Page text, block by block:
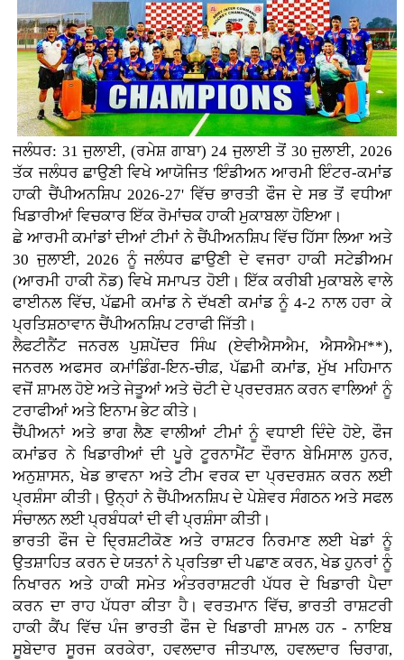
ਜਲੰਧਰ: 31 ਜੁਲਾਈ, (ਰਮੇਸ਼ ਗਾਬਾ) 24 ਜੁਲਾਈ ਤੋਂ 30 ਜੁਲਾਈ, 2026
ਤੱਕ ਜਲੰਧਰ ਛਾਉਣੀ ਵਿਖੇ ਆਯੋਜਿਤ 'ਇੰਡੀਅਨ ਆਰਮੀ ਇੰਟਰ-ਕਮਾਂਡ
ਹਾਕੀ ਚੈਂਪੀਅਨਸ਼ਿਪ 2026-27' ਵਿੱਚ ਭਾਰਤੀ ਫੌਜ ਦੇ ਸਭ ਤੋਂ ਵਧੀਆ
ਖਿਡਾਰੀਆਂ ਵਿਚਕਾਰ ਇੱਕ ਰੋਮਾਂਚਕ ਹਾਕੀ ਮੁਕਾਬਲਾ ਹੋਇਆ।
ਛੇ ਆਰਮੀ ਕਮਾਂਡਾਂ ਦੀਆਂ ਟੀਮਾਂ ਨੇ ਚੈਂਪੀਅਨਸ਼ਿਪ ਵਿੱਚ ਹਿੱਸਾ ਲਿਆ ਅਤੇ
30 ਜੁਲਾਈ, 2026 ਨੂੰ ਜਲੰਧਰ ਛਾਉਣੀ ਦੇ ਵਜਰਾ ਹਾਕੀ ਸਟੇਡੀਅਮ
(ਆਰਮੀ ਹਾਕੀ ਨੋਡ) ਵਿਖੇ ਸਮਾਪਤ ਹੋਈ। ਇੱਕ ਕਰੀਬੀ ਮੁਕਾਬਲੇ ਵਾਲੇ
ਫਾਈਨਲ ਵਿੱਚ, ਪੱਛਮੀ ਕਮਾਂਡ ਨੇ ਦੱਖਣੀ ਕਮਾਂਡ ਨੂੰ 4-2 ਨਾਲ ਹਰਾ ਕੇ
ਪ੍ਰਤਿਸ਼ਠਾਵਾਨ ਚੈਂਪੀਅਨਸ਼ਿਪ ਟਰਾਫੀ ਜਿੱਤੀ।
ਲੈਫਟੀਨੈਂਟ ਜਨਰਲ ਪੁਸ਼ਪੇਂਦਰ ਸਿੰਘ (ਏਵੀਐਸਐਮ, ਐਸਐਮ**),
ਜਨਰਲ ਅਫਸਰ ਕਮਾਂਡਿੰਗ-ਇਨ-ਚੀਫ਼, ਪੱਛਮੀ ਕਮਾਂਡ, ਮੁੱਖ ਮਹਿਮਾਨ
ਵਜੋਂ ਸ਼ਾਮਲ ਹੋਏ ਅਤੇ ਜੇਤੂਆਂ ਅਤੇ ਚੋਟੀ ਦੇ ਪ੍ਰਦਰਸ਼ਨ ਕਰਨ ਵਾਲਿਆਂ ਨੂੰ
ਟਰਾਫੀਆਂ ਅਤੇ ਇਨਾਮ ਭੇਟ ਕੀਤੇ।
ਚੈਂਪੀਅਨਾਂ ਅਤੇ ਭਾਗ ਲੈਣ ਵਾਲੀਆਂ ਟੀਮਾਂ ਨੂੰ ਵਧਾਈ ਦਿੰਦੇ ਹੋਏ, ਫੌਜ
ਕਮਾਂਡਰ ਨੇ ਖਿਡਾਰੀਆਂ ਦੀ ਪੂਰੇ ਟੂਰਨਾਮੈਂਟ ਦੌਰਾਨ ਬੇਮਿਸਾਲ ਹੁਨਰ,
ਅਨੁਸ਼ਾਸਨ, ਖੇਡ ਭਾਵਨਾ ਅਤੇ ਟੀਮ ਵਰਕ ਦਾ ਪ੍ਰਦਰਸ਼ਨ ਕਰਨ ਲਈ
ਪ੍ਰਸ਼ੰਸਾ ਕੀਤੀ। ਉਨ੍ਹਾਂ ਨੇ ਚੈਂਪੀਅਨਸ਼ਿਪ ਦੇ ਪੇਸ਼ੇਵਰ ਸੰਗਠਨ ਅਤੇ ਸਫਲ
ਸੰਚਾਲਨ ਲਈ ਪ੍ਰਬੰਧਕਾਂ ਦੀ ਵੀ ਪ੍ਰਸ਼ੰਸਾ ਕੀਤੀ।
ਭਾਰਤੀ ਫੌਜ ਦੇ ਦ੍ਰਿਸ਼ਟੀਕੋਣ ਅਤੇ ਰਾਸ਼ਟਰ ਨਿਰਮਾਣ ਲਈ ਖੇਡਾਂ ਨੂੰ
ਉਤਸ਼ਾਹਿਤ ਕਰਨ ਦੇ ਯਤਨਾਂ ਨੇ ਪ੍ਰਤਿਭਾ ਦੀ ਪਛਾਣ ਕਰਨ, ਖੇਡ ਹੁਨਰਾਂ ਨੂੰ
ਨਿਖਾਰਨ ਅਤੇ ਹਾਕੀ ਸਮੇਤ ਅੰਤਰਰਾਸ਼ਟਰੀ ਪੱਧਰ ਦੇ ਖਿਡਾਰੀ ਪੈਦਾ
ਕਰਨ ਦਾ ਰਾਹ ਪੱਧਰਾ ਕੀਤਾ ਹੈ। ਵਰਤਮਾਨ ਵਿੱਚ, ਭਾਰਤੀ ਰਾਸ਼ਟਰੀ
ਹਾਕੀ ਕੈਂਪ ਵਿੱਚ ਪੰਜ ਭਾਰਤੀ ਫੌਜ ਦੇ ਖਿਡਾਰੀ ਸ਼ਾਮਲ ਹਨ - ਨਾਇਬ
ਸੂਬੇਦਾਰ ਸੂਰਜ ਕਰਕੇਰਾ, ਹਵਲਦਾਰ ਜੀਤਪਾਲ, ਹਵਲਦਾਰ ਚਿਰਾਗ,